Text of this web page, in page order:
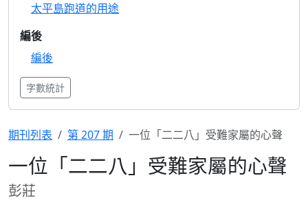
太平島跑道的用途
編後
編後
字數統計
期刊列表 第 207 期 一位「二二八」受難家屬的心聲
一位「二二八」受難家屬的心聲
彭莊